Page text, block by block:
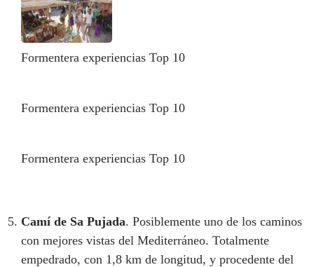
Formentera experiencias Top 10
Formentera experiencias Top 10
Formentera experiencias Top 10
Camí de Sa Pujada. Posiblemente uno de los caminos
con mejores vistas del Mediterráneo. Totalmente
empedrado, con 1,8 km de longitud, y procedente del